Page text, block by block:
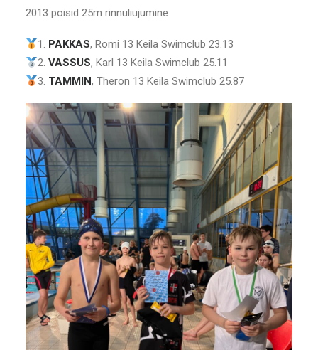
2013 poisid 25m rinnuliujumine
1. PAKKAS, Romi 13 Keila Swimclub 23.13
2.VASSUS, Karl 13 Keila Swimclub 25.11
3. TAMMIN, Theron 13 Keila Swimclub 25.87